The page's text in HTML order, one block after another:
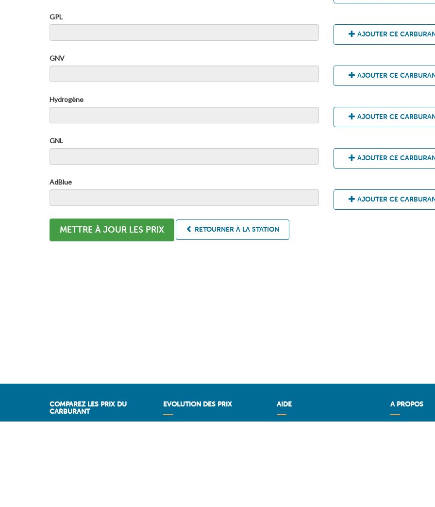
GPL
AJOUTER CE
GNV
AJOUTER CE
Hydrogène
AJOUTER CE
GNL
AJOUTER CE
AdBlue
AJOUTER CE
METTRE À JOUR LES PRIX RETOURNER À LA STATION
COMPAREZ LES PRIX DU
CARBURANT
EVOLUTION DES PRIX AIDE A PROPOS